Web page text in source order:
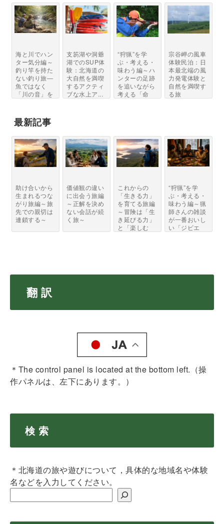
海と川でハン
ター気分編～
釣り竿を持た
ない釣り旅―
魚ではなく
「川の音」を
支笏湖や洞爺
湖でのSUP体
験：北海道の
大自然を満喫
するアクティ
ブな水上ア...
“狩猟”を学
ぶ・考える・
味わう編～ハ
ンターの足跡
を追いながら
考える「命
宗谷岬の風車
体験民泊：日
本最北端の風
力発電体験と
自然を満喫す
る旅
最新記事
助け合いから
生まれるつな
がり旅編～旅
先での親切は
連鎖する～
価値観の違い
に出会う旅編
～正解を決め
ない会話が続
く旅～
これからの
「生きる力」
を育てる旅編
～冒険は「生
き延びる力」
と「楽しむ
“狩猟”を学
ぶ・考える・
味わう編～猟
師さんの雑談
が一番おいし
い「ジビエ
翻 訳
＊The control panel is located at the bottom left.（操
作パネルは、左下にあります。）
検 索
＊北海道の旅や遊びについて，具体的な地域名や体験
名などを入力してください。